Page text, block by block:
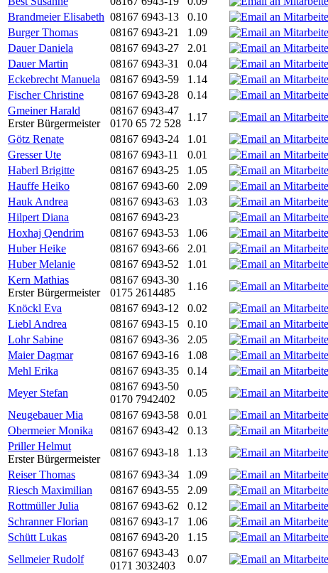
Brandmeier Elisabeth 08167 6943-13 0.10
Burger Thomas
08167 6943-21 1.09
Dauer Daniela
08167 6943-27 2.01
Dauer Martin
08167 6943-31 0.04
Eckebrecht Manuela
08167 6943-59 1.14
Fischer Christine
08167 6943-28 0.14
Gmeiner Harald
Erster Bürgermeister
08167 6943-47
0170 65 72 528
1.17
Götz Renate
08167 6943-24 1.01
Gresser Ute
08167 6943-11 0.01
Haberl Brigitte
08167 6943-25 1.05
Hauffe Heiko
08167 6943-60 2.09
Hauk Andrea
08167 6943-63 1.03
Hilpert Diana
08167 6943-23
Hoxhaj Qendrim
08167 6943-53 1.06
Huber Heike
08167 6943-66 2.01
Huber Melanie
08167 6943-52 1.01
Kern Mathias
Erster Bürgermeister
08167 6943-30
0175 2614485
1.16
Knöckl Eva
08167 6943-12 0.02
Liebl Andrea
08167 6943-15 0.10
Lohr Sabine
08167 6943-36 2.05
Maier Dagmar
08167 6943-16 1.08
Mehl Erika
08167 6943-35 0.14
Meyer Stefan
08167 6943-50
0170 7942402
0.05
Neugebauer Mia
08167 6943-58 0.01
Obermeier Monika
08167 6943-42 0.13
Priller Helmut
Erster Bürgermeister
08167 6943-18 1.13
Reiser Thomas
08167 6943-34 1.09
Riesch Maximilian
08167 6943-55 2.09
Rottmüller Julia
08167 6943-62 0.12
Schranner Florian
08167 6943-17 1.06
Schütt Lukas
08167 6943-20 1.15
Sellmeier Rudolf
08167 6943-43
0171 3032403
0.07